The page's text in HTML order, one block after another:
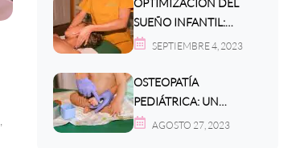
OPTIMIZACIÓN DEL
SUEÑO INFANTIL:
CLAVES PARA UN
SEPTIEMBRE 4, 2023
OSTEOPATÍA
PEDIÁTRICA: UN
ENFOQUE INTEGRAL
AGOSTO 27, 2023